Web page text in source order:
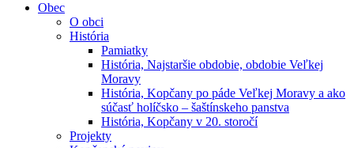
Obec
O obci
História
Pamiatky
História, Najstaršie obdobie, obdobie Veľkej
Moravy
História, Kopčany po páde Veľkej Moravy a ako
súčasť holíčsko – šaštínskeho panstva
História, Kopčany v 20. storočí
Projekty